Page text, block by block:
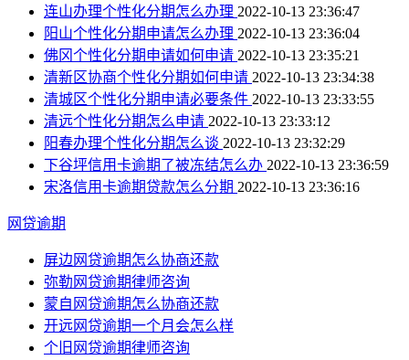
连山办理个性化分期怎么办理 2022-10-13 23:36:47
阳山个性化分期申请怎么办理 2022-10-13 23:36:04
佛冈个性化分期申请如何申请 2022-10-13 23:35:21
清新区协商个性化分期如何申请 2022-10-13 23:34:38
清城区个性化分期申请必要条件 2022-10-13 23:33:55
清远个性化分期怎么申请 2022-10-13 23:33:12
阳春办理个性化分期怎么谈 2022-10-13 23:32:29
下谷坪信用卡逾期了被冻结怎么办 2022-10-13 23:36:59
宋洛信用卡逾期贷款怎么分期 2022-10-13 23:36:16
网贷逾期
屏边网贷逾期怎么协商还款
弥勒网贷逾期律师咨询
蒙自网贷逾期怎么协商还款
开远网贷逾期一个月会怎么样
个旧网贷逾期律师咨询